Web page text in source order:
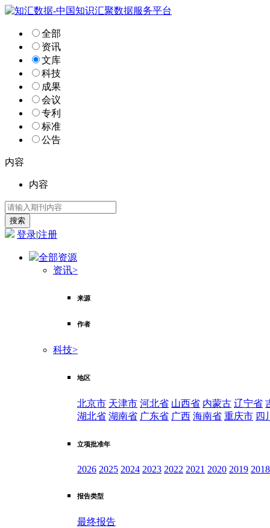
全部
资讯
文库
科技
成果
会议
专利
标准
公告
内容
内容
登录|注册
全部资源
资讯>
来源
作者
科技>
地区
北京市 天津市 河北省 山西省 内蒙古 辽宁省
湖北省 湖南省 广东省 广西 海南省 重庆市 四
立项批准年
2026 2025 2024 2023 2022 2021 2020 2019 2018
报告类型
最终报告